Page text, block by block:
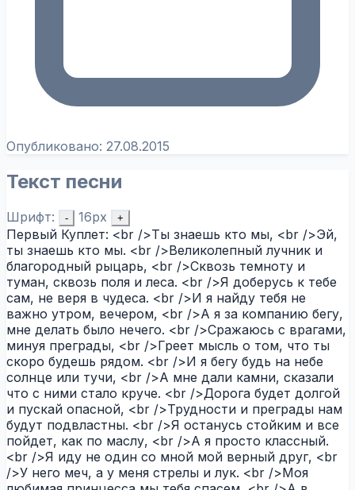
Опубликовано: 27.08.2015
Текст песни
Шрифт: - 16px +
Первый Куплет: <br />Ты знаешь кто мы, <br />Эй,
ты знаешь кто мы. <br />Великолепный лучник и
благородный рыцарь, <br />Сквозь темноту и
туман, сквозь поля и леса. <br />Я доберусь к тебе
сам, не веря в чудеса. <br />И я найду тебя не
важно утром, вечером, <br />А я за компанию бегу,
мне делать было нечего. <br />Сражаюсь с врагами,
минуя преграды, <br />Греет мысль о том, что ты
скоро будешь рядом. <br />И я бегу будь на небе
солнце или тучи, <br />А мне дали камни, сказали
что с ними стало круче. <br />Дорога будет долгой
и пускай опасной, <br />Трудности и преграды нам
будут подвластны. <br />Я останусь стойким и все
пойдет, как по маслу, <br />А я просто классный.
<br />Я иду не один со мной мой верный друг, <br
/>У него меч, а у меня стрелы и лук. <br />Моя